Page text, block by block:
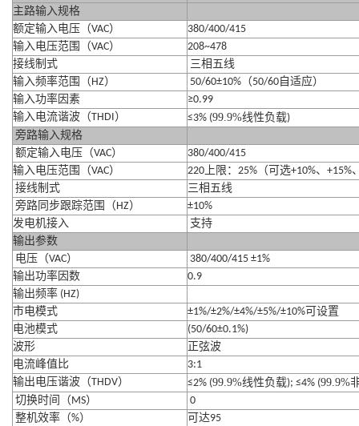
主路输入规格
额定输入电压（VAC）
380/400/415
输入电压范围（VAC）
208~478
接线制式
三相五线
输入频率范围（HZ） 50/60±10% （50/60 自适应）
输入功率因素
≥0.99
输入电流谐波（THDI） ≤3% (99.9%线性负载)
旁路输入规格
额定输入电压（VAC）
380/400/415
输入电压范围（VAC） 220上限： 25% （可选+10%、 +15%
接线制式
三相五线
旁路同步跟踪范围（HZ）
±10%
发电机接入
支持
输出参数
电压（VAC）
380/400/415 ±1%
输出功率因数
0.9
输出频率 (HZ)
市电模式
±1%/±2%/±4%/±5%/±10%可设置
电池模式
(50/60±0.1%)
波形
正弦波
电流峰值比
3:1
输出电压谐波（THDV） ≤2% (99.9%线性负载); ≤4% (99.9%
切换时间（MS）
0
整机效率（%） 可达95